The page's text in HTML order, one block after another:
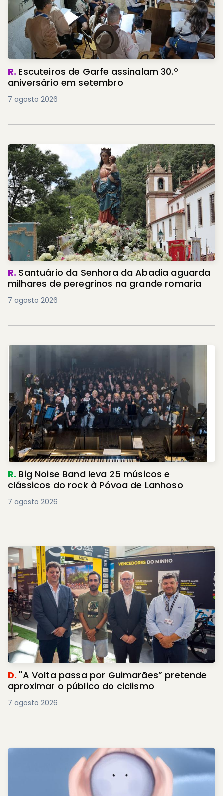
R. Escuteiros de Garfe assinalam 30.º
aniversário em setembro
7 agosto 2026
R. Santuário da Senhora da Abadia aguarda
milhares de peregrinos na grande romaria
7 agosto 2026
R. Big Noise Band leva 25 músicos e
clássicos do rock à Póvoa de Lanhoso
7 agosto 2026
D. "A Volta passa por Guimarães” pretende
aproximar o público do ciclismo
7 agosto 2026